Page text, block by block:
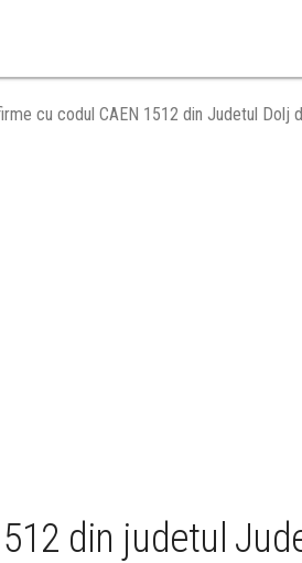
cu codul CAEN 1512 din Judetul Dolj
din judetul